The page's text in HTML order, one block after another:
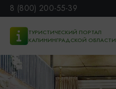
8 (800) 200-55-39
ТУРИСТИЧЕСКИЙ ПОРТАЛ
КАЛИНИНГРАДСКОЙ ОБЛАСТИ